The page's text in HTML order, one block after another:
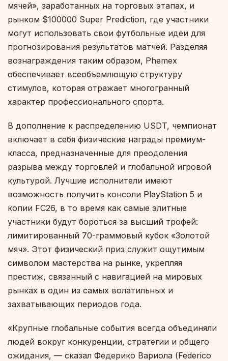
мячей», заработанных на торговых этапах, и
рынком $100000 Super Prediction, где участники
могут использовать свои футбольные идеи для
прогнозирования результатов матчей. Разделяя
вознаграждения таким образом, Phemex
обеспечивает всеобъемлющую структуру
стимулов, которая отражает многогранный
характер профессионального спорта.
В дополнение к распределению USDT, чемпионат
включает в себя физические награды премиум-
класса, предназначенные для преодоления
разрыва между торговлей и глобальной игровой
культурой. Лучшие исполнители имеют
возможность получить консоли PlayStation 5 и
копии FC26, в то время как самые элитные
участники будут бороться за высший трофей:
лимитированный 70-граммовый кубок «Золотой
мяч». Этот физический приз служит ощутимым
символом мастерства на рынке, укрепляя
престиж, связанный с навигацией на мировых
рынках в один из самых волатильных и
захватывающих периодов года.
«Крупные глобальные события всегда объединяли
людей вокруг конкуренции, стратегии и общего
ожидания, — сказал Федерико Вариола (Federico